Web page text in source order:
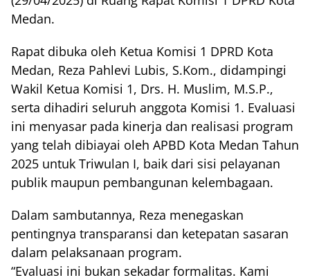
Medan.
Rapat dibuka oleh Ketua Komisi 1 DPRD Kota
Medan, Reza Pahlevi Lubis, S.Kom., didampingi
Wakil Ketua Komisi 1, Drs. H. Muslim, M.S.P.,
serta dihadiri seluruh anggota Komisi 1. Evaluasi
ini menyasar pada kinerja dan realisasi program
yang telah dibiayai oleh APBD Kota Medan Tahun
2025 untuk Triwulan I, baik dari sisi pelayanan
publik maupun pembangunan kelembagaan.
Dalam sambutannya, Reza menegaskan
pentingnya transparansi dan ketepatan sasaran
dalam pelaksanaan program.
“Evaluasi ini bukan sekadar formalitas. Kami